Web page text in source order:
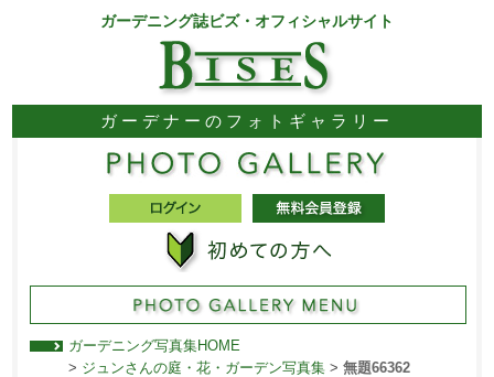
ガーデニング誌ビズ・オフィシャルサイト
ガーデナーのフォトギャラリー
ガーデニング写真集HOME
> ジュンさんの庭・花・ガーデン写真集> 無題66362